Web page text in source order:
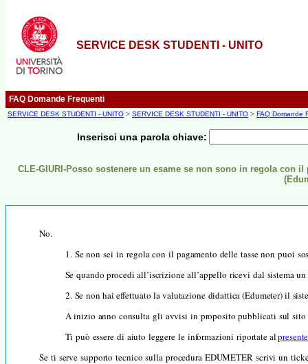
SERVICE DESK STUDENTI - UNITO
FAQ Domande Frequenti
SERVICE DESK STUDENTI - UNITO > SERVICE DESK STUDENTI - UNITO > FAQ Domande
Inserisci una parola chiave:
CLE-GIURI-Posso sostenere un esame se non sono in regola con
No.
1.Senonsei in regolaconil pagamento delletassenon puoi
Sequandoprocediall’iscrizioneall’appello ricevi dal sistema
2. Senon hai effettuatolavalutazione didattica (Edumeter)il
A inizio anno consulta gli avvisi in propositopubblicati sulsito
Tipuò essere di aiuto leggere le informazioniriportate al
Se ti servesupporto tecnicosullaprocedura EDUMETERscriviun